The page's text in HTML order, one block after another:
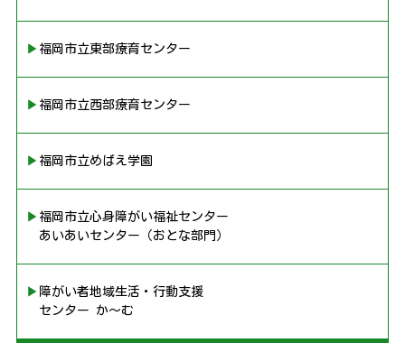
▶︎福岡市立東部療育センター
▶︎福岡市立西部療育センター
▶︎福岡市立めばえ学園
▶︎福岡市立心身障がい福祉センター
あいあいセンター（おとな部門）
▶︎障がい者地域生活・行動支援
センター か〜む